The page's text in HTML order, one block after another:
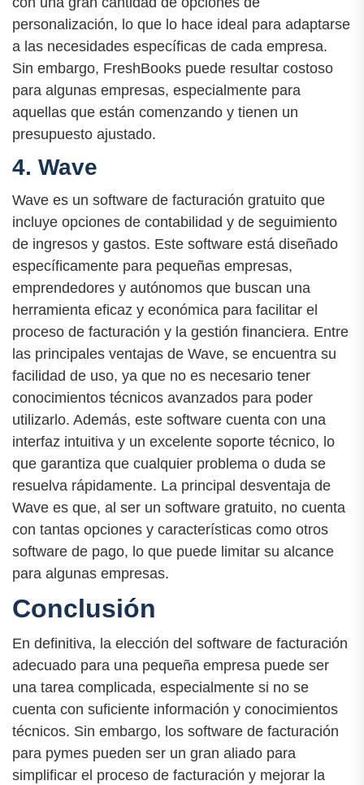
personalización, lo que lo hace ideal para adaptarse
a las necesidades específicas de cada empresa.
Sin embargo, FreshBooks puede resultar costoso
para algunas empresas, especialmente para
aquellas que están comenzando y tienen un
presupuesto ajustado.
4. Wave
Wave es un software de facturación gratuito que
incluye opciones de contabilidad y de seguimiento
de ingresos y gastos. Este software está diseñado
específicamente para pequeñas empresas,
emprendedores y autónomos que buscan una
herramienta eficaz y económica para facilitar el
proceso de facturación y la gestión financiera. Entre
las principales ventajas de Wave, se encuentra su
facilidad de uso, ya que no es necesario tener
conocimientos técnicos avanzados para poder
utilizarlo. Además, este software cuenta con una
interfaz intuitiva y un excelente soporte técnico, lo
que garantiza que cualquier problema o duda se
resuelva rápidamente. La principal desventaja de
Wave es que, al ser un software gratuito, no cuenta
con tantas opciones y características como otros
software de pago, lo que puede limitar su alcance
para algunas empresas.
Conclusión
En definitiva, la elección del software de facturación
adecuado para una pequeña empresa puede ser
una tarea complicada, especialmente si no se
cuenta con suficiente información y conocimientos
técnicos. Sin embargo, los software de facturación
para pymes pueden ser un gran aliado para
simplificar el proceso de facturación y mejorar la